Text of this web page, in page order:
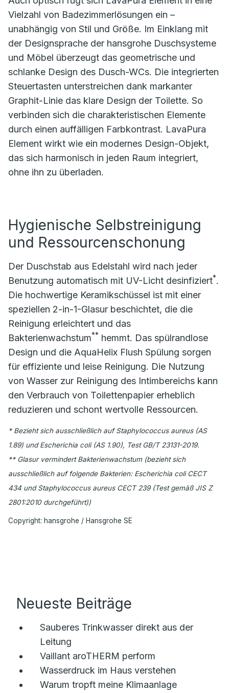
Vielzahl von Badezimmerlösungen ein –
unabhängig von Stil und Größe. Im Einklang mit
der Designsprache der hansgrohe Duschsysteme
und Möbel überzeugt das geometrische und
schlanke Design des Dusch-WCs. Die integrierten
Steuertasten unterstreichen dank markanter
Graphit-Linie das klare Design der Toilette. So
verbinden sich die charakteristischen Elemente
durch einen auffälligen Farbkontrast. LavaPura
Element wirkt wie ein modernes Design-Objekt,
das sich harmonisch in jeden Raum integriert,
ohne ihn zu überladen.
Hygienische Selbstreinigung
und Ressourcenschonung
Der Duschstab aus Edelstahl wird nach jeder
Benutzung automatisch mit UV-Licht desinfiziert*.
Die hochwertige Keramikschüssel ist mit einer
speziellen 2-in-1-Glasur beschichtet, die die
Reinigung erleichtert und das
Bakterienwachstum** hemmt. Das spülrandlose
Design und die AquaHelix Flush Spülung sorgen
für effiziente und leise Reinigung. Die Nutzung
von Wasser zur Reinigung des Intimbereichs kann
den Verbrauch von Toilettenpapier erheblich
reduzieren und schont wertvolle Ressourcen.
* Bezieht sich ausschließlich auf Staphylococcus aureus (AS
1.89) und Escherichia coli (AS 1.90), Test GB/T 23131-2019.
** Glasur vermindert Bakterienwachstum (bezieht sich
ausschließlich auf folgende Bakterien: Escherichia coli CECT
434 und Staphylococcus aureus CECT 239 (Test gemäß JIS Z
2801:2010 durchgeführt))
Copyright: hansgrohe / Hansgrohe SE
Neueste Beiträge
Sauberes Trinkwasser direkt aus der
Leitung
Vaillant aroTHERM perform
Wasserdruck im Haus verstehen
Warum tropft meine Klimaanlage